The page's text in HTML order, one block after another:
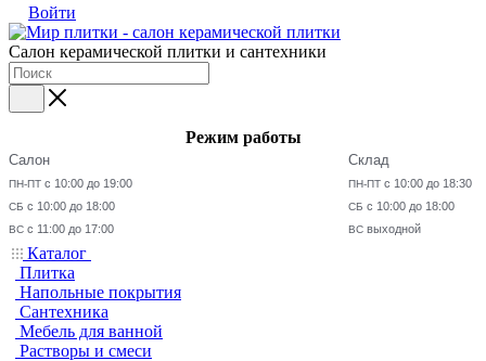
Войти
Салон керамической плитки и сантехники
Режим работы
Салон
ПН-ПТ с 10:00 до 19:00
СБ с 10:00 до 18:00
ВС с 11:00 до 17:00
Склад
ПН-ПТ с 10:00 до 18:30
СБ с 10:00 до 18:00
ВС выходной
Каталог
Плитка
Напольные покрытия
Сантехника
Мебель для ванной
Растворы и смеси